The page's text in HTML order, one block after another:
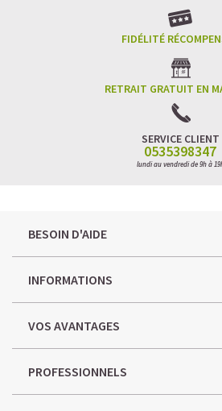
FIDÉLITÉ
RETRAIT GRATUIT EN
SERVICE CLIENT
0535398347
lundi au vendredi de 9h à
BESOIN D'AIDE
INFORMATIONS
VOS AVANTAGES
PROFESSIONNELS